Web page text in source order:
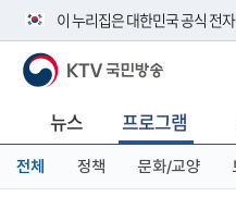
이 누리집은 대한민국 공식 전
공식 누리집 주소 확인하기
니다.
이밖에 or.kr 또는 .kr등 다른 도
서 도메인 주소를 확인해 보세요
KTV 국민방송
뉴스 프로그램
전체 정책 문화/교양